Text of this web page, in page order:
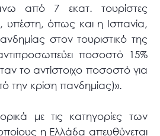
από 7 εκατ. τουρίστες
υπέστη, όπως και η Ισπανία,
στον τουριστικό της
ποσοστό 15%
το αντίστοιχο ποσοστό για
την κρίση πανδημίας)».
με τις κατηγορίες των
η Ελλάδα απευθύνεται